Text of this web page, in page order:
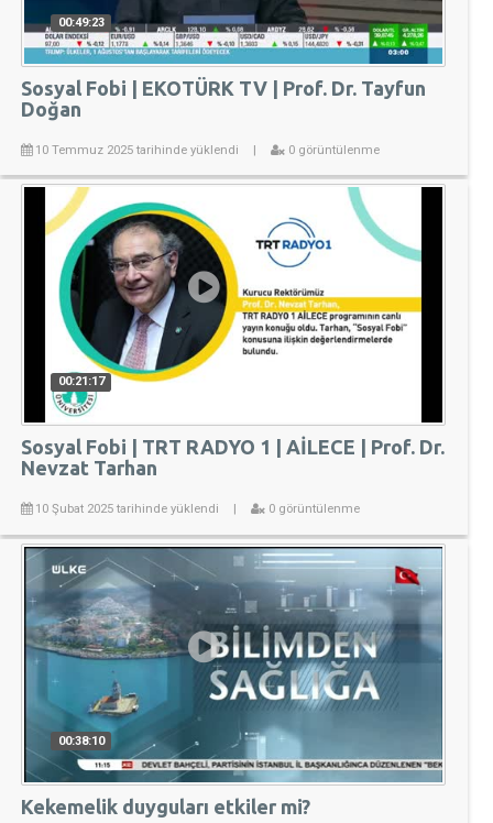
00:49:23
Sosyal Fobi | EKOTÜRK TV | Prof. Dr. Tayfun
Doğan
10 Temmuz 2025 tarihinde yüklendi | 0 görüntülenme
00:21:17
Sosyal Fobi | TRT RADYO 1 | AİLECE | Prof. Dr.
Nevzat Tarhan
10 Şubat 2025 tarihinde yüklendi 0 görüntülenme
00:38:10
Kekemelik duyguları etkiler mi?